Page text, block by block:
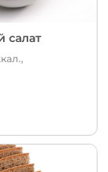
салат